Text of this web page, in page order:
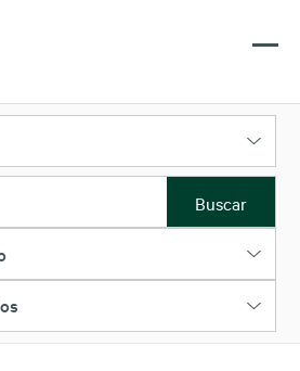
Buscar